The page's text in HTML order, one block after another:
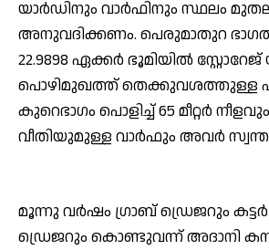
യാര്‍ഡിനും വാര്‍ഫിനും സ്ഥലം
അനുവദിക്കണം. പെരുമാതുറ
22.9898 ഏക്കര്‍ ഭൂമിയില്‍
പൊഴിമുഖത്ത് തെക്കുവശത്തുള്ള
കുറെഭാഗം പൊളിച്ച് 65 മീറ്റര്‍ നീളവും
വീതിയുമുള്ള വാര്‍ഫും അവര്‍
മൂന്നു വര്‍ഷം ഗ്രാബ് ഡ്രെജറും
ഡ്രെജറും കൊണ്ടുവന്ന് അദാനി